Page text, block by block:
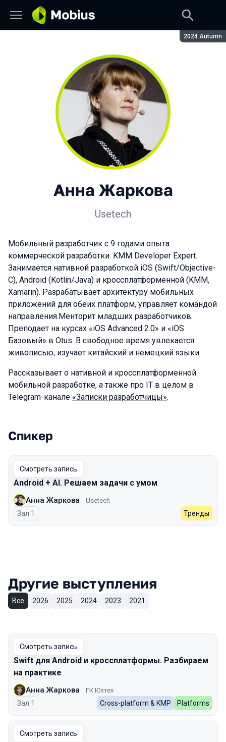
Сезон:
2024 Autumn
Анна Жаркова
Usetech
Мобильный разработчик с 9 годами опыта
коммерческой разработки. KMM Developer Expert.
Занимается нативной разработкой iOS (Swift/Objective-
С), Android (Kotlin/Java) и кроссплатформенной (KMM,
Xamarin). Разрабатывает архитектуру мобильных
приложений для обеих платформ, управляет командой
направления.Менторит младших разработчиков.
Преподает на курсах «iOS Advanced 2.0» и «iOS
Базовый» в Otus. В свободное время увлекается
живописью, изучает китайский и немецкий языки.
Рассказывает о нативной и кроссплатформенной
мобильной разработке, а также про IT в целом в
Telegram-канале «Записки разработчицы».
Выступления в сезоне 2024 Autumn
Спикер
Смотреть запись
Android + AI. Решаем задачи с умом
Анна Жаркова Usetech
Зал 1 Тренды
Другие выступления
Все 2026 2025 2024 2023 2021
Смотреть запись
Swift для Android и кроссплатформы. Разбираем
на практике
Анна Жаркова ГК Юзтех
Зал 1 Cross-platform & KMP Platforms
Смотреть запись